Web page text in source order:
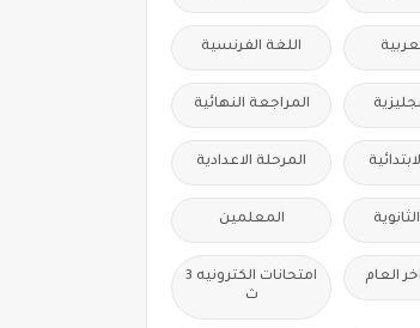
اللغة الفرنسية
المراجعة النهائية
المرحلة الاعدادية
المعلمين
العام
امتحانات الكترونيه 3
ث